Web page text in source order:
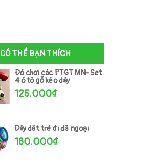
CÓ THỂ BẠN THÍCH
Đồ chơi các PTGT MN- Set
4 ô tô gỗ kéo dây
125.000₫
Dây dắt trẻ đi dã ngoại
180.000₫